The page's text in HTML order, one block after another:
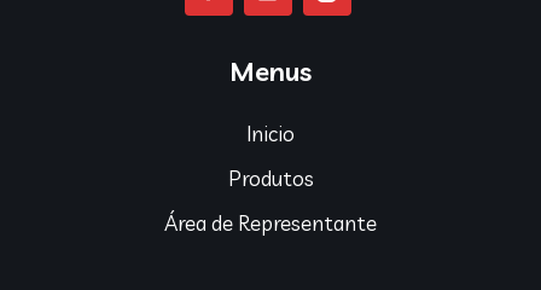
Menus
Inicio
Produtos
Área de Representante